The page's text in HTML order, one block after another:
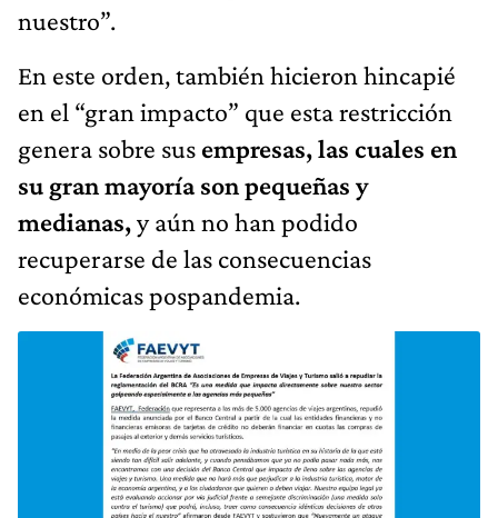
nuestro”.
En este orden, también hicieron hincapié
en el “gran impacto” que esta restricción
genera sobre sus empresas, las cuales en
su gran mayoría son pequeñas y
medianas,y aún no han podido
recuperarse de las consecuencias
económicas pospandemia.